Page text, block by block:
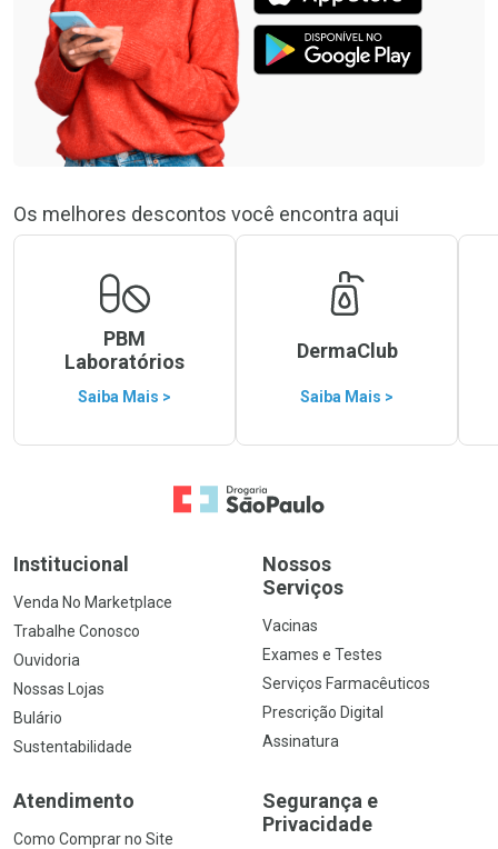
Os melhores descontos você encontra aqui
PBM
Laboratórios
Saiba Mais >
DermaClub
Saiba Mais >
Ir para a Home
Institucional
Venda No Marketplace
Trabalhe Conosco
Ouvidoria
Nossas Lojas
Bulário
Sustentabilidade
Nossos
Serviços
Vacinas
Exames e Testes
Serviços Farmacêuticos
Prescrição Digital
Assinatura
Atendimento
Como Comprar no Site
Segurança e
Privacidade